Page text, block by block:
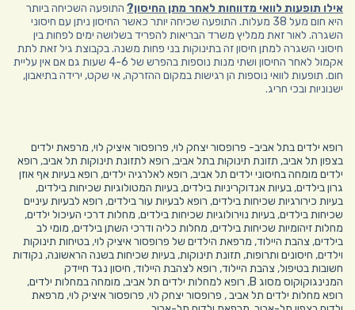
אילו תופעות לוואי מדווחות לאחר מתן החיסון? התופעה השכיחה ביותר
היא חום מעל 38 מעלות. התופעה שכיחה יותר כאשר החיסון ניתן עם חיסוני
השגרה. לאור זאת ממליץ משרד הבריאות להפריד בשלושה ימים לפחות בין
חיסוני השגרה למתן חיסון זה בתינוקות בני פחות משנה. בקבוצת גיל זאת לתת
אקמול לאחר החיסון ושתי מנות נוספות בהפרש של 4-6 שעות גם אם אין עליית
חום. תופעות לוואי נוספות הן רגישות במקום ההזרקה, אי שקט, ירידה בתיאבון,
ישנוניות ובכי חריג.
רופא ילדים בתל אביב- פרופסור יצחק לוי, פרופסור איציק לוי, מרפאת ילדים
בצפון תל אביב, תזונת תינוקות בתל אביב, רופא לתזונת תינוקות תל אביב, רופא
ילדים מומחה בחיסוני ילדים תל אביב, רופא לאלרגיה ילדים, רופא בעיות אף אוזן
גרון בילדים, בעיות אנדוקריניות בילדים, בעיות המטולוגיות שכיחות בילדים,
בעיות כירורגיות שכיחות בילדים, רופא לבעיות עור בילדים, רופא לבעיות עיניים
שכיחות בילדים, בעיות נוירולוגיות שכיחות בילדים, מחלות דרכי העיכול ילדים,
מחלות זיהומיות שכיחות בילדים, מחלות כליה ודרכי השתן בילדים, מומי לב
בילדים, צהבת היילוד, מרפאת הילדים של פרופסור איציק לוי, בטיחות תינוקות
וילדים, חיסונים ותרופות, תזונת תינוקות, בעיות שכיחות בשנה הראשונה, נקודות
חשובות בטיפול, צהבת היילוד, רופא לצהבת היילוד, חיסון נגד חיידק
המנינגוקוקוס מסוג B
, רופא למחלות ילדים תל אביב, מומחה במחלות ילדים,
רופא מחלות ילדים תל אביב, פרופסור יצחק לוי, פרופסור איציק לוי, מרפאת